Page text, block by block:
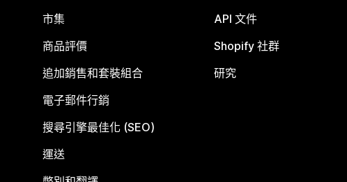
市集
商品評價
追加銷售和套裝組合
電子郵件行銷
搜尋引擎最佳化 (SEO)
運送
API 文件
Shopify 社群
研究